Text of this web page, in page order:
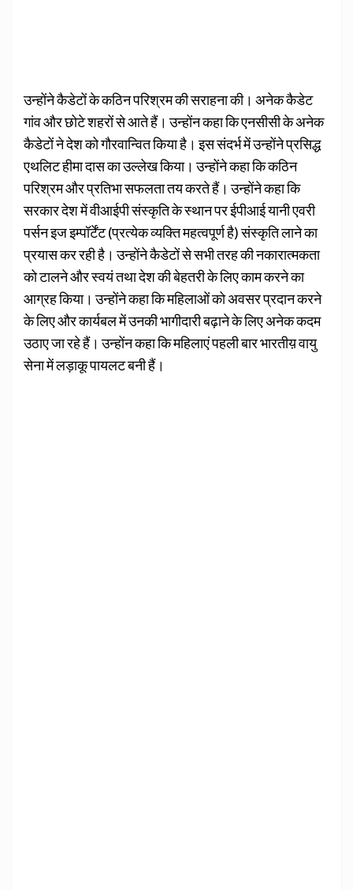
उन्होंने कैडेटों के कठिन परिश्रम की सराहना की। अनेक कैडेट
गांव और छोटे शहरों से आते हैं। उन्होंन कहा कि एनसीसी के अनेक
कैडेटों ने देश को गौरवान्वित किया है। इस संदर्भ में उन्होंने प्रसिद्ध
एथलिट हीमा दास का उल्लेख किया। उन्होंने कहा कि कठिन
परिश्रम और प्रतिभा सफलता तय करते हैं। उन्होंने कहा कि
सरकार देश में वीआईपी संस्कृति के स्थान पर ईपीआई यानी एवरी
पर्सन इज इम्पॉर्टेंट (प्रत्येक व्यक्ति महत्वपूर्ण है) संस्कृति लाने का
प्रयास कर रही है। उन्होंने कैडेटों से सभी तरह की नकारात्मकता
को टालने और स्वयं तथा देश की बेहतरी के लिए काम करने का
आग्रह किया। उन्होंने कहा कि महिलाओं को अवसर प्रदान करने
के लिए और कार्यबल में उनकी भागीदारी बढ़ाने के लिए अनेक कदम
उठाए जा रहे हैं। उन्होंन कहा कि महिलाएं पहली बार भारतीय़ वायु
सेना में लड़ाकू पायलट बनी हैं।